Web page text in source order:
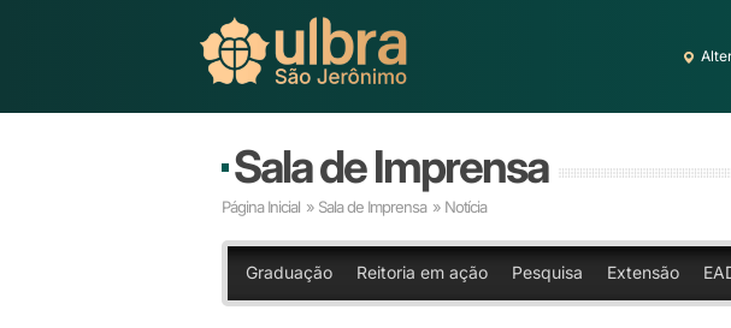
Sala de Imprensa
Página Inicial » Sala de Imprensa » Notícia
Graduação Reitoria em ação Pesquisa Extensão